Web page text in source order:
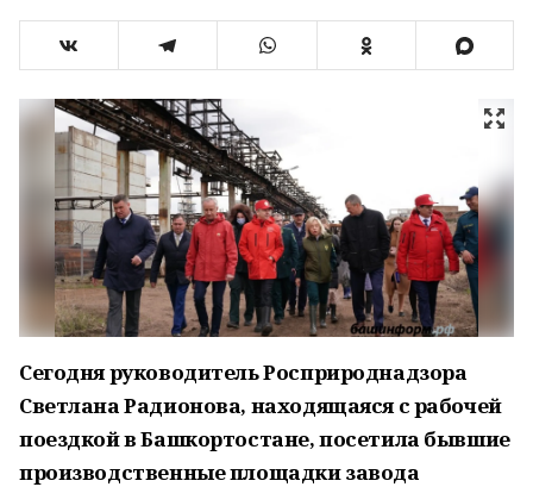
Сегодня руководитель Росприроднадзора
Светлана Радионова, находящаяся с рабочей
поездкой в Башкортостане, посетила бывшие
производственные площадки завода